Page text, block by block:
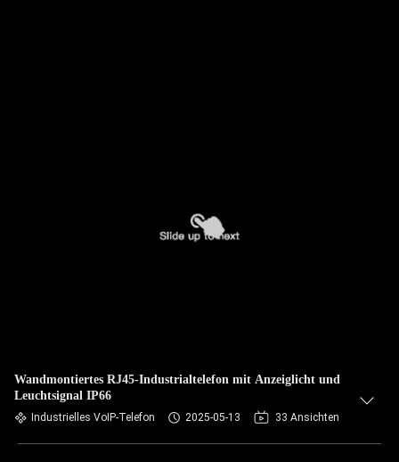
Wandmontiertes RJ45-Industrialtelefon mit Anzeiglicht und
Leuchtsignal IP66
Industrielles VoIP-Telefon 2025-05-13 33 Ansichten